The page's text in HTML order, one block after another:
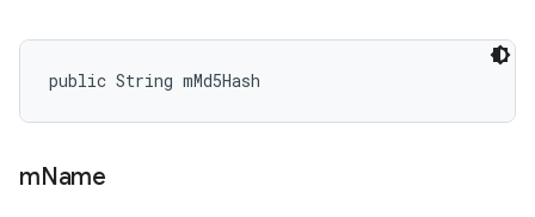
public String mMd5Hash
mName